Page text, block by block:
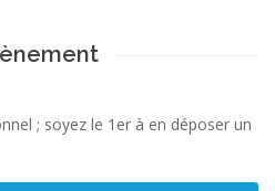
; soyez le 1er à en déposer un